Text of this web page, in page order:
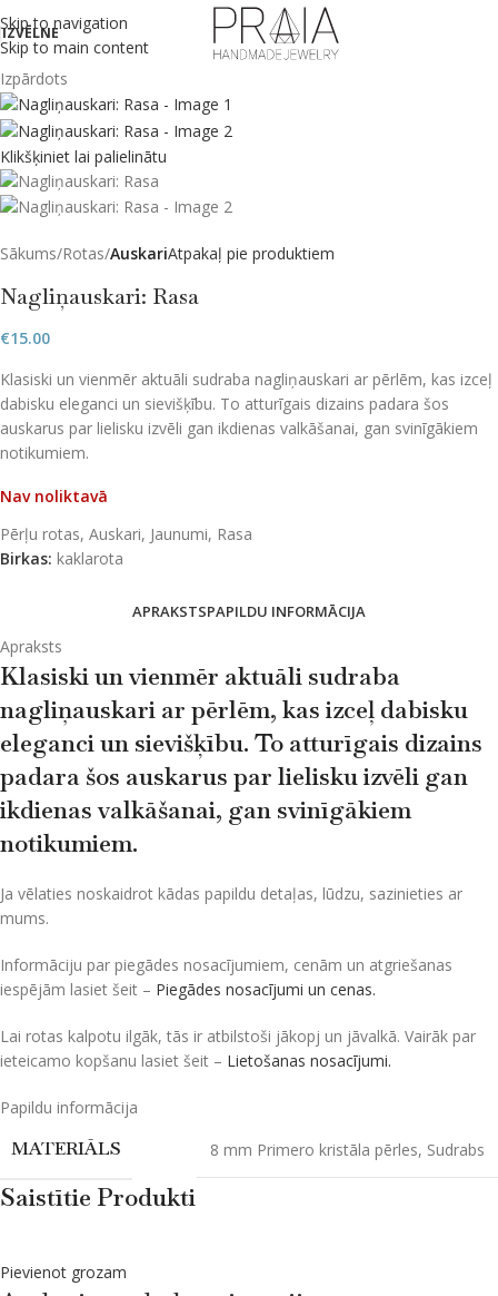
Skip to navigation
Skip to main content
IZVĒLNE
Izpārdots
Klikšķiniet lai palielinātu
Sākums Rotas AuskariAtpakaļ pie produktiem
Nagliņauskari: Rasa
€15.00
Klasiski un vienmēr aktuāli sudraba nagliņauskari ar pērlēm, kas izceļ
dabisku eleganci un sievišķību. To atturīgais dizains padara šos
auskarus par lielisku izvēli gan ikdienas valkāšanai, gan svinīgākiem
notikumiem.
Nav noliktavā
Pērļu rotas, Auskari, Jaunumi, Rasa
Birkas: kaklarota
APRAKSTSPAPILDU INFORMĀCIJA
Apraksts
Klasiski un vienmēr aktuāli sudraba
nagliņauskari ar pērlēm, kas izceļ dabisku
eleganci un sievišķību. To atturīgais dizains
padara šos auskarus par lielisku izvēli gan
ikdienas valkāšanai, gan svinīgākiem
notikumiem.
Ja vēlaties noskaidrot kādas papildu detaļas, lūdzu, sazinieties ar
mums.
Informāciju par piegādes nosacījumiem, cenām un atgriešanas
iespējām lasiet šeit – Piegādes nosacījumi un cenas.
Lai rotas kalpotu ilgāk, tās ir atbilstoši jākopj un jāvalkā. Vairāk par
ieteicamo kopšanu lasiet šeit – Lietošanas nosacījumi.
Papildu informācija
MATERIĀLS 8 mm Primero kristāla pērles, Sudrabs
Saistītie Produkti
Pievienot grozam